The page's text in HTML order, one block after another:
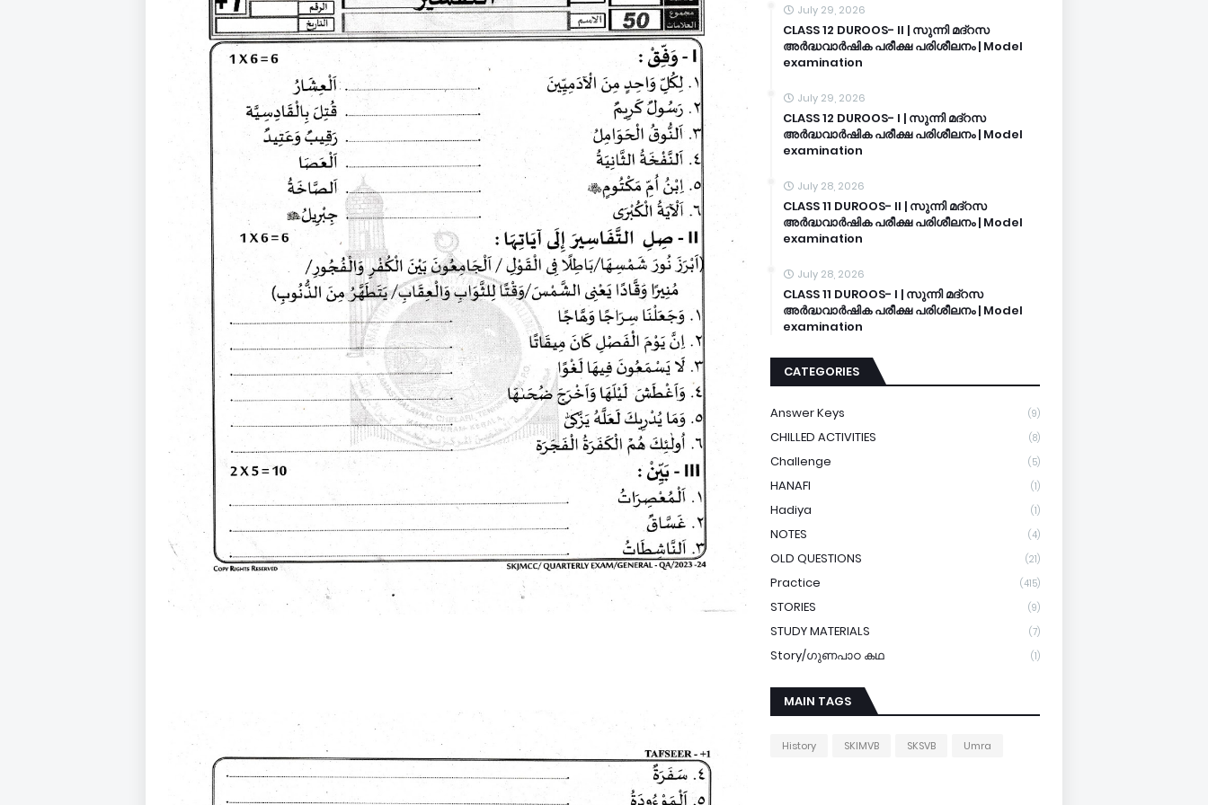
July 29, 2026
CLASS 12 DUROOS- II | സുന്നി മദ്റസ
അർദ്ധവാർഷിക പരീക്ഷ പരിശീലനം | Model
examination
July 29, 2026
CLASS 12 DUROOS- I | സുന്നി മദ്റസ
അർദ്ധവാർഷിക പരീക്ഷ പരിശീലനം | Model
examination
July 28, 2026
CLASS 11 DUROOS- II | സുന്നി മദ്റസ
അർദ്ധവാർഷിക പരീക്ഷ പരിശീലനം | Model
examination
July 28, 2026
CLASS 11 DUROOS- I | സുന്നി മദ്റസ
അർദ്ധവാർഷിക പരീക്ഷ പരിശീലനം | Model
examination
CATEGORIES
Answer Keys (9)
CHILLED ACTIVITIES (8)
Challenge (5)
HANAFI (1)
Hadiya (1)
NOTES (4)
OLD QUESTIONS (21)
Practice (415)
STORIES (9)
STUDY MATERIALS (7)
Story/ഗുണപാഠ കഥ (1)
MAIN TAGS
History SKIMVB SKSVB Umra